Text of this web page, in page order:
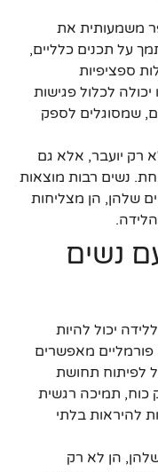
משמעותית את
על תכנים כלליים,
ספציפיות
לכלול פגישות
שמסוגלים לספק
רק יועבר, אלא גם
נשים רבות מוצאות
שלהן, הן מצליחות
נשים
יכול להיות
מאפשרים
לפיתוח תחושת
כוח, תמיכה רגשית
להיראות בלתי
הן לא רק